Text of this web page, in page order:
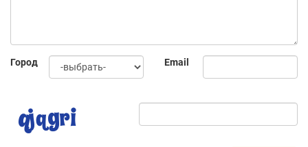
методик и сервисных технологий.
Город Email